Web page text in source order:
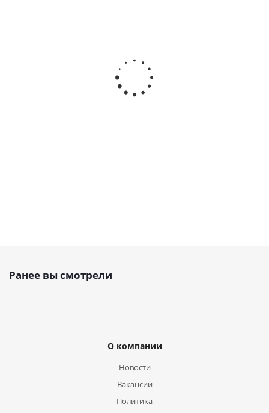
Фланец (реборда) 13, 42х30,5мм, толщина 1мм, для
зубчатого шкива, EMT
Ранее вы смотрели
О компании
Новости
Вакансии
Политика